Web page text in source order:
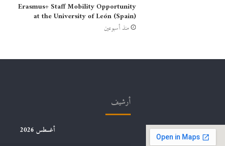
Erasmus+ Staff Mobility Opportunity
at the University of León (Spain)
منذ أسبوعين
أرشيف
أغسطس 2026